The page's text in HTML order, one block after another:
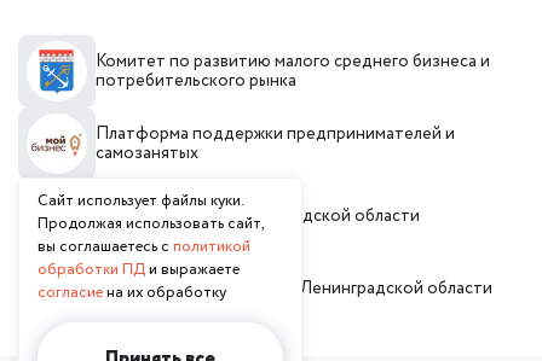
Комитет по развитию малого среднего бизнеса и
потребительского рынка
Платформа поддержки предпринимателей и
самозанятых
Администрация Ленинградской области
Инвестиционный портал Ленинградской области
Сайт использует файлы куки.
Продолжая использовать сайт,
вы соглашаетесь с политикой
обработки ПДи выражаете
согласиена их обработку